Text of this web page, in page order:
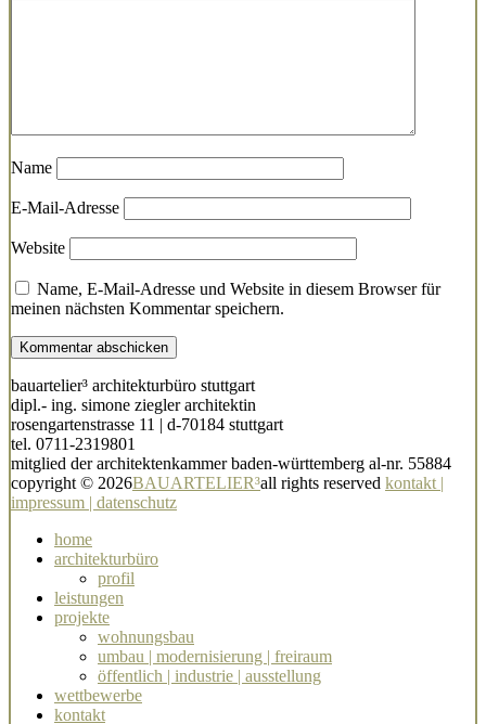
Name
E-Mail-Adresse
Website
Name, E-Mail-Adresse und Website in diesem Browser für
meinen nächsten Kommentar speichern.
bauartelier³ architekturbüro stuttgart
dipl.- ing. simone ziegler architektin
rosengartenstrasse 11 | d-70184 stuttgart
tel. 0711-2319801
mitglied der architektenkammer baden-württemberg al-nr. 55884
copyright © 2026BAUARTELIER³all rights reserved kontakt |
impressum | datenschutz
home
architekturbüro
profil
leistungen
projekte
wohnungsbau
umbau | modernisierung | freiraum
öffentlich | industrie | ausstellung
wettbewerbe
kontakt